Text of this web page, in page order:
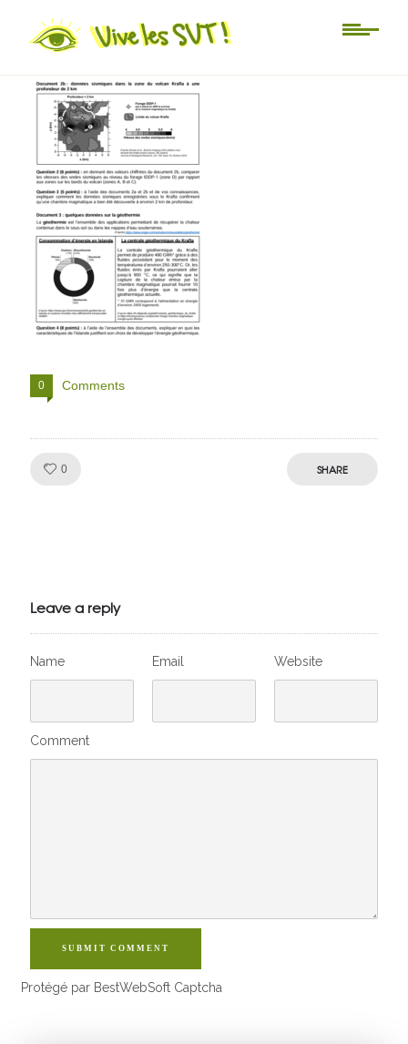
DNB volcan sujet SVT 2
0 Comments
0 SHARE
Leave a reply
Name Email Website
Comment
SUBMIT COMMENT
Protégé par BestWebSoft Captcha